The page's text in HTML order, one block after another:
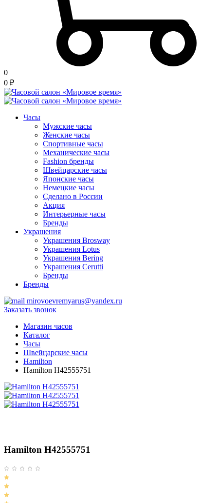
0
0 ₽
Часы
Мужские часы
Женские часы
Спортивные часы
Механические часы
Fashion бренды
Швейцарские часы
Японские часы
Немецкие часы
Сделано в России
Акция
Интерьерные часы
Бренды
Украшения
Украшения Brosway
Украшения Lotus
Украшения Bering
Украшения Cerutti
Бренды
Бренды
mirovoevremyarus@yandex.ru
Заказать звонок
Магазин часов
Каталог
Часы
Швейцарские часы
Hamilton
Hamilton H42555751
Hamilton H42555751